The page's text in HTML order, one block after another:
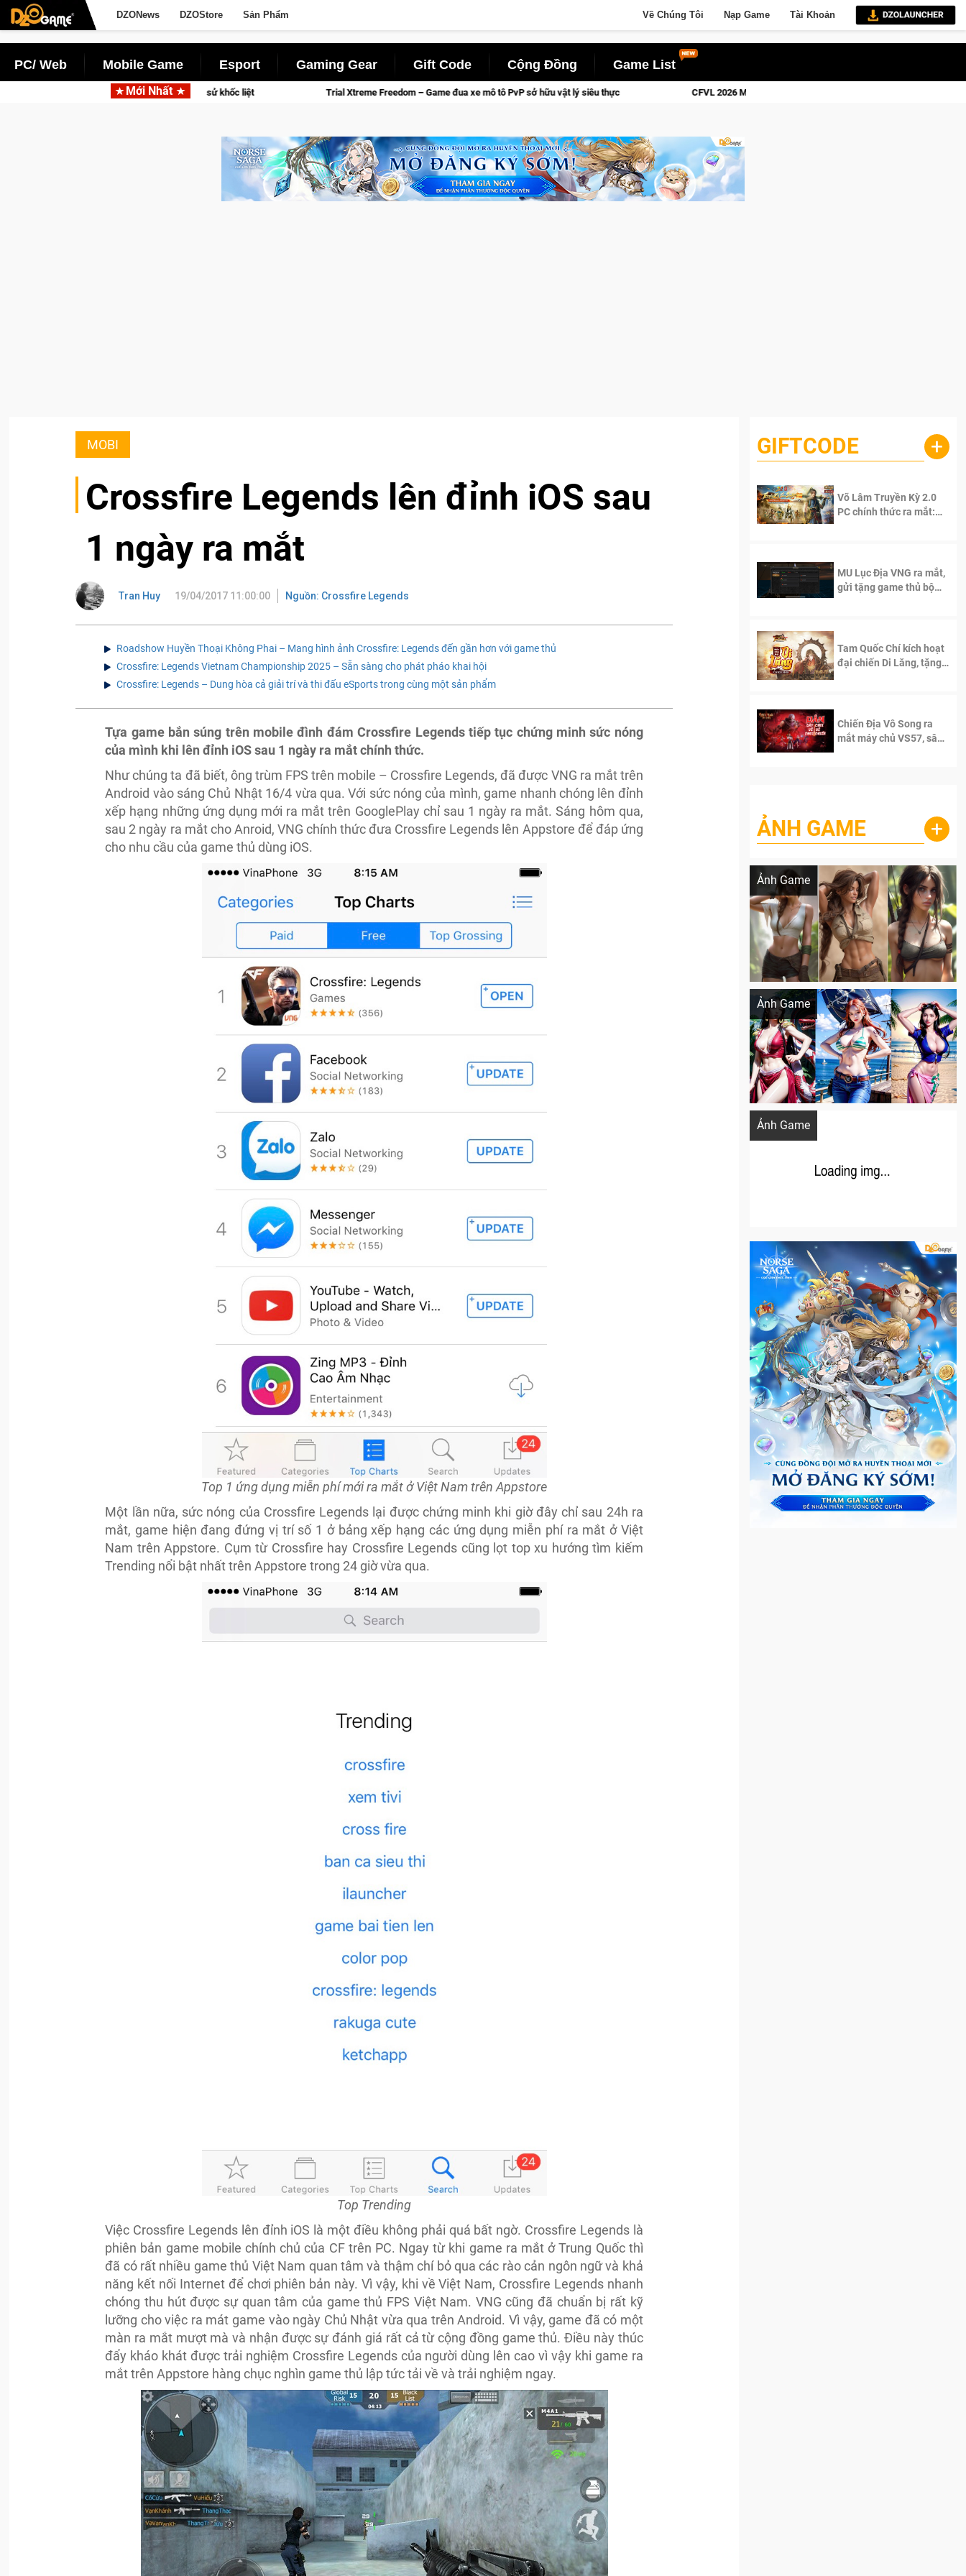
DZONews DZOStore Sản Phẩm Về Chúng Tôi Nạp Game Tài Khoản
PC/ Web Mobile Game Esport Gaming Gear Gift Code Cộng Đồng Game List
Mới Nhất
vào các chiến dịch lịch sử khốc liệt Trial Xtreme Freedom – Game đua xe mô tô PvP sở hữu vật lý siêu thực CFVL 2026 Mùa 2 khép lại với hành trình đầy cảm xúc, Team Falcons lên ngôi vô địch
MOBI
Crossfire Legends lên đỉnh iOS sau
1 ngày ra mắt
Tran Huy 19/04/2017 11:00:00 Nguồn: Crossfire Legends
Roadshow Huyền Thoại Không Phai – Mang hình ảnh Crossfire: Legends đến gần hơn với game thủ
Crossfire: Legends Vietnam Championship 2025 – Sẵn sàng cho phát pháo khai hội
Crossfire: Legends – Dung hòa cả giải trí và thi đấu eSports trong cùng một sản phẩm
Tựa game bắn súng trên mobile đình đám Crossfire Legends tiếp tục chứng minh sức nóng
của mình khi lên đỉnh iOS sau 1 ngày ra mắt chính thức.
Như chúng ta đã biết, ông trùm FPS trên mobile – Crossfire Legends, đã được VNG ra mắt trên
Android vào sáng Chủ Nhật 16/4 vừa qua. Với sức nóng của mình, game nhanh chóng lên đỉnh
xếp hạng những ứng dụng mới ra mắt trên GooglePlay chỉ sau 1 ngày ra mắt. Sáng hôm qua,
sau 2 ngày ra mắt cho Anroid, VNG chính thức đưa Crossfire Legends lên Appstore để đáp ứng
cho nhu cầu của game thủ dùng iOS.
Top 1 ứng dụng miễn phí mới ra mắt ở Việt Nam trên Appstore
Một lần nữa, sức nóng của Crossfire Legends lại được chứng minh khi giờ đây chỉ sau 24h ra
mắt, game hiện đang đứng vị trí số 1 ở bảng xếp hạng các ứng dụng miễn phí ra mắt ở Việt
Nam trên Appstore. Cụm từ Crossfire hay Crossfire Legends cũng lọt top xu hướng tìm kiếm
Trending nổi bật nhất trên Appstore trong 24 giờ vừa qua.
Top Trending
Việc Crossfire Legends lên đỉnh iOS là một điều không phải quá bất ngờ. Crossfire Legends là
phiên bản game mobile chính chủ của CF trên PC. Ngay từ khi game ra mắt ở Trung Quốc thì
đã có rất nhiều game thủ Việt Nam quan tâm và thậm chí bỏ qua các rào cản ngôn ngữ và khả
năng kết nối Internet để chơi phiên bản này. Vì vậy, khi về Việt Nam, Crossfire Legends nhanh
chóng thu hút được sự quan tâm của game thủ FPS Việt Nam. VNG cũng đã chuẩn bị rất kỹ
lưỡng cho việc ra mát game vào ngày Chủ Nhật vừa qua trên Android. Vì vậy, game đã có một
màn ra mắt mượt mà và nhận được sự đánh giá rất cả từ cộng đồng game thủ. Điều này thúc
đẩy kháo khát được trải nghiệm Crossfire Legends của người dùng lên cao vì vậy khi game ra
mắt trên Appstore hàng chục nghìn game thủ lập tức tải về và trải nghiệm ngay.
GIFTCODE +
Võ Lâm Truyền Kỳ 2.0
PC chính thức ra mắt:
MU Lục Địa VNG ra mắt,
gửi tặng game thủ bộ
Tam Quốc Chí kích hoạt
đại chiến Di Lăng, tặng
Chiến Địa Vô Song ra
mắt máy chủ VS57, sân
ẢNH GAME +
Ảnh Game
Lala Croft vừa nóng vừa xinh dưới nét vẽ
Ảnh Game
Khi AI Cosplay gái đẹp One Piece
Ảnh Game
Cosplay Xiangling siêu cute